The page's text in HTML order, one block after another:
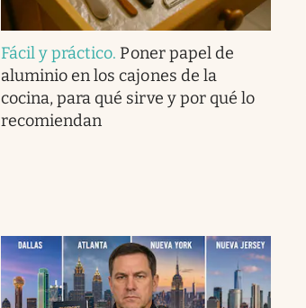
Fácil y práctico. Poner papel de
aluminio en los cajones de la
cocina, para qué sirve y por qué lo
recomiendan